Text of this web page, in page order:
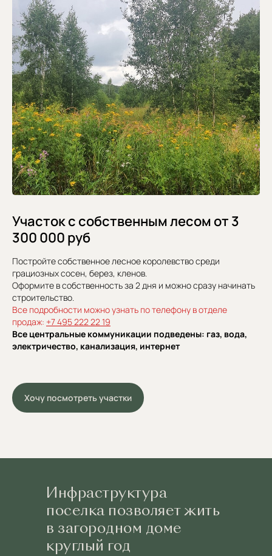
Участок с собственным лесом от 3
300 000 руб
Постройте собственное лесное королевство среди
грациозных сосен, берез, кленов.
Оформите в собственность за 2 дня и можно сразу начинать
строительство.
Все подробности можно узнать по телефону в отделе
продаж: +7 495 222 22 19
Все центральные коммуникации подведены: газ, вода,
электричество, канализация, интернет
Хочу посмотреть участки
Инфраструктура
поселка позволяет жить
в загородном доме
круглый год